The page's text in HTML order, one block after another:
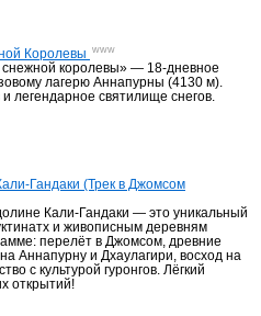
Непал 39
Королевы www
королевы» — 18-дневное
лагерю Аннапурны (4130 м).
легендарное святилище снегов.
Гандаки (Трек в Джомсом
Кали-Гандаки — это уникальный
и живописным деревням
перелёт в Джомсом, древние
Аннапурну и Дхаулагири, восход на
с культурой гуронгов. Лёгкий
открытий!